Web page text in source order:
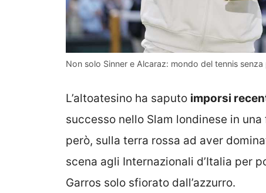
Non solo Sinner e Alcaraz: mondo del tennis
L’altoatesino ha saputo imporsi
successo nello Slam londinese in
però, sulla terra rossa ad aver
scena agli Internazionali d’Italia per
Garros solo sfiorato dall’azzurro.